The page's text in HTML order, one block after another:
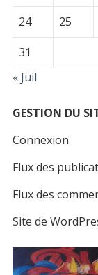
24
25
31
« Juil
GESTION DU
Connexion
Flux des
Flux des
Site de